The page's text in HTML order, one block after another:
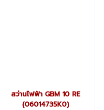
สว่านไฟฟ้า GBM 10 RE
(06014735K0)